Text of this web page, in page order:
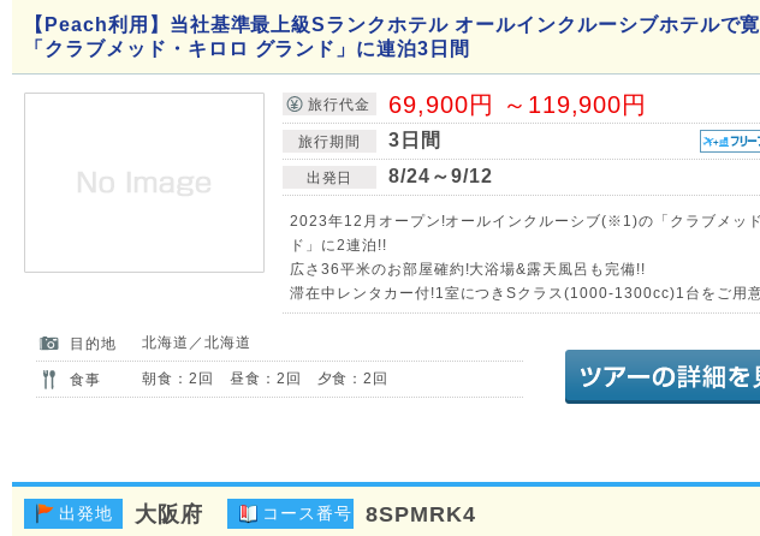
【Peach利用】当社基準最上級Sランクホテル オールインクルーシブホテルで
「クラブメッド・キロロ グランド」に連泊3日間
旅行代金 69,900円 ～119,900円
旅行期間 3日間
出発日 8/24～9/12
2023年12月オープン!オールインクルーシブ(※1)の「クラブメッ
ド」に2連泊!!
広さ36平米のお部屋確約!大浴場&露天風呂も完備!!
滞在中レンタカー付!1室につきSクラス(1000-1300cc)1台をご用
目的地 北海道／北海道
食事 朝食：2回 昼食：2回 夕食：2回
出発地 大阪府 コース番号 8SPMRK4